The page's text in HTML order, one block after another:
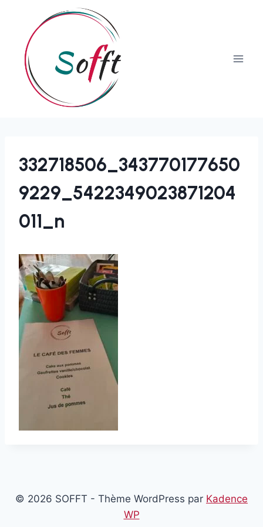
332718506_343770177650
9229_5422349023871204
011_n
© 2026 SOFFT - Thème WordPress par Kadence
WP